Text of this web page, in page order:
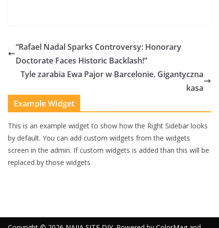
“Rafael Nadal Sparks Controversy: Honorary
Doctorate Faces Historic Backlash!”
Tyle zarabia Ewa Pajor w Barcelonie. Gigantyczna
kasa
Example Widget
This is an example widget to show how the Right Sidebar looks
by default. You can add custom widgets from the widgets
screen in the admin. If custom widgets is added than this will be
replaced by those widgets.